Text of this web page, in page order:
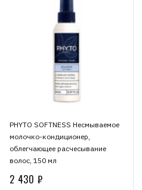
PHYTO SOFTNESS Несмываемое
молочко-кондиционер,
облегчающее расчесывание
волос, 150 мл
2 430 ₽